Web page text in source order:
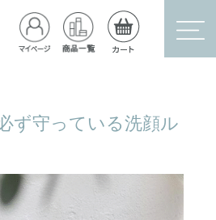
ず守っている洗顔ル